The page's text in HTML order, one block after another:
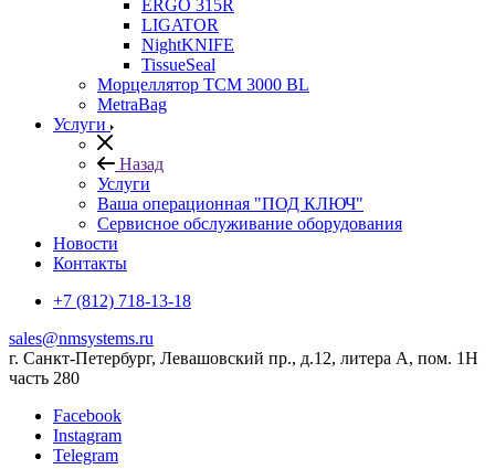
ERGO 315R
LIGATOR
NightKNIFE
TissueSeal
Морцеллятор ТСМ 3000 BL
MetraBag
Услуги
Назад
Услуги
Ваша операционная "ПОД КЛЮЧ"
Сервисное обслуживание оборудования
Новости
Контакты
+7 (812) 718-13-18
sales@nmsystems.ru
г. Санкт-Петербург, Левашовский пр., д.12, литера А, пом. 1Н
часть 280
Facebook
Instagram
Telegram